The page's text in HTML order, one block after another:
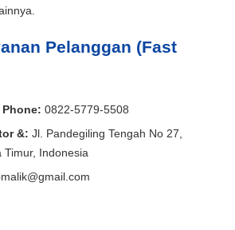
Pelanggan (Fast
0822-5779-5508
&: Jl. Pandegiling Tengah No 27,
Timur, Indonesia